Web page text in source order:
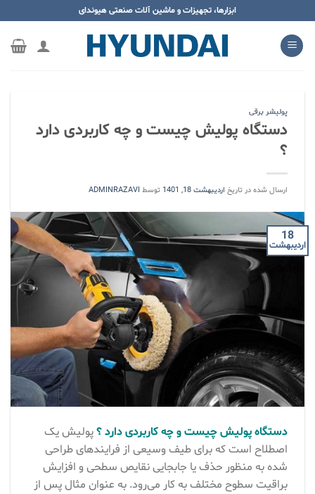
محتوا
بروید
ابزارها، تجهیزات و ماشین آلات صنعتی هیوندای
پولیشر برقی
دستگاه پولیش چیست و چه کاربردی دارد
؟
ارسال شده در تاریخ اردیبهشت 18, 1401 توسط ADMINRAZAVI
18
اردیبهشت
دستگاه پولیش چیست و چه کاربردی دارد ؟پولیش یک
اصطلاح است که برای طیف وسیعی از فرایندهای طراحی
شده به منظور حذف یا جابجایی نقایص سطحی و افزایش
براقیت سطوح مختلف به کار می‌رود. به عنوان مثال پس از